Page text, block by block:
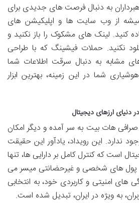
به دنبال فرصت های جدیدی برای
از وب سایت ها و اپلیکیشن های
کنید. لینک های مشکوک را باز نکنید و
نکنید. حملات فیشینگ که با طراحی
مشابه به دنبال سرقت اطلاعات شما
شما در این زمینه، بهترین ابزار
دنیای ارزهای دیجیتال
صرافی هات بیت به سر آمده و دیگر امکان
ندارد. این رویداد، یادآور این حقیقت
است که کنترل کامل بر دارایی ها، تنها
پول های شخصی و غیرحضانتی میسر می
های امنیتی و کاربردی خود، به انتخابی
به ویژه در ایران، تبدیل شده است.